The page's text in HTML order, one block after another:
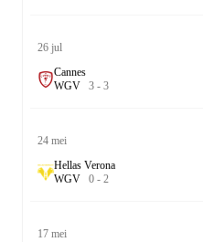
26 jul
Cannes
WGV 3 - 3
24 mei
Hellas Verona
WGV 0 - 2
17 mei